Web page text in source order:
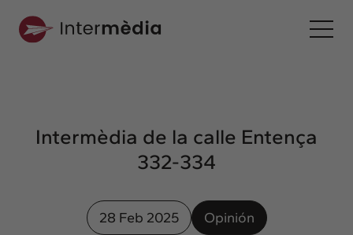
Interconexión
Nuestros servicios
Interacción
Proyectos
Intermèdia de la calle Entença
332-334
28 Feb 2025 Opinión